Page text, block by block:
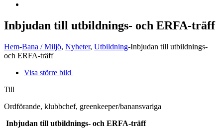
Inbjudan till utbildnings- och ERFA-träff
Hem-Bana / Miljö, Nyheter, Utbildning-Inbjudan till utbildnings-
och ERFA-träff
Visa större bild
Till
Ordförande, klubbchef, greenkeeper/banansvariga
Inbjudan till utbildnings- och ERFA-träff